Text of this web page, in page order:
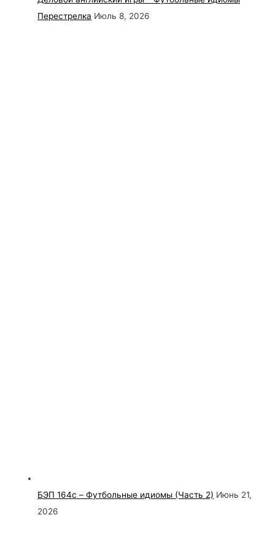
Перестрелка Июль 8, 2026
БЭП 164c – Футбольные идиомы (Часть 2) Июнь 21,
2026